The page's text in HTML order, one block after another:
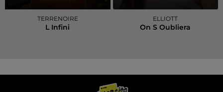
TERRENOIRE
L Infini
ELLIOTT
On S Oubliera